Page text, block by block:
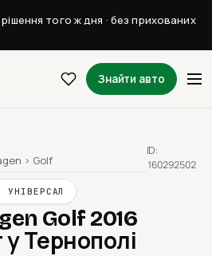
того ж дня · без прихованих
Знайти авто
› Golf
УНІВЕРСАЛ
Golf 2016
у Тернополі
ID:
160292502